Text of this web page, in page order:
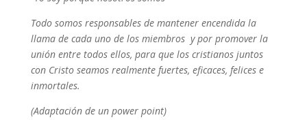
Todo somos responsables de mantener encendida la
llama de cada uno de los miembros y por promover la
unión entre todos ellos, para que los cristianos juntos
con Cristo seamos realmente fuertes, eficaces, felices e
inmortales.
(Adaptación de un power point)